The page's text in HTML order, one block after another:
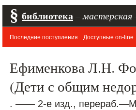
§ библиотека мастерская
Последние поступления Доступные on-line
Ефименкова Л.Н.
(Дети с общим
. —— 2-е изд.,